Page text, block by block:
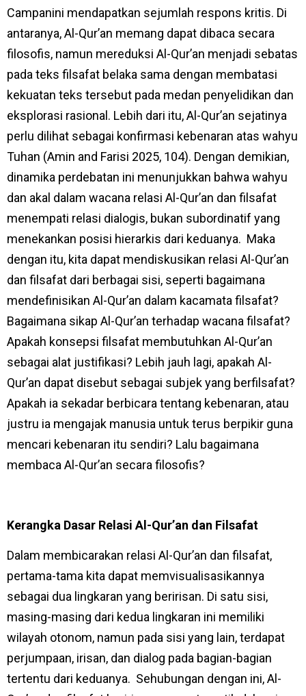
Campanini mendapatkan sejumlah respons kritis. Di
antaranya, Al-Qur’an memang dapat dibaca secara
filosofis, namun mereduksi Al-Qur’an menjadi sebatas
pada teks filsafat belaka sama dengan membatasi
kekuatan teks tersebut pada medan penyelidikan dan
eksplorasi rasional. Lebih dari itu, Al-Qur’an sejatinya
perlu dilihat sebagai konfirmasi kebenaran atas wahyu
Tuhan (Amin and Farisi 2025, 104). Dengan demikian,
dinamika perdebatan ini menunjukkan bahwa wahyu
dan akal dalam wacana relasi Al-Qur’an dan filsafat
menempati relasi dialogis, bukan subordinatif yang
menekankan posisi hierarkis dari keduanya. Maka
dengan itu, kita dapat mendiskusikan relasi Al-Qur’an
dan filsafat dari berbagai sisi, seperti bagaimana
mendefinisikan Al-Qur’an dalam kacamata filsafat?
Bagaimana sikap Al-Qur’an terhadap wacana filsafat?
Apakah konsepsi filsafat membutuhkan Al-Qur’an
sebagai alat justifikasi? Lebih jauh lagi, apakah Al-
Qur’an dapat disebut sebagai subjek yang berfilsafat?
Apakah ia sekadar berbicara tentang kebenaran, atau
justru ia mengajak manusia untuk terus berpikir guna
mencari kebenaran itu sendiri? Lalu bagaimana
membaca Al-Qur’an secara filosofis?
Kerangka Dasar Relasi Al-Qur’an dan Filsafat
Dalam membicarakan relasi Al-Qur’an dan filsafat,
pertama-tama kita dapat memvisualisasikannya
sebagai dua lingkaran yang beririsan. Di satu sisi,
masing-masing dari kedua lingkaran ini memiliki
wilayah otonom, namun pada sisi yang lain, terdapat
perjumpaan, irisan, dan dialog pada bagian-bagian
tertentu dari keduanya. Sehubungan dengan ini, Al-